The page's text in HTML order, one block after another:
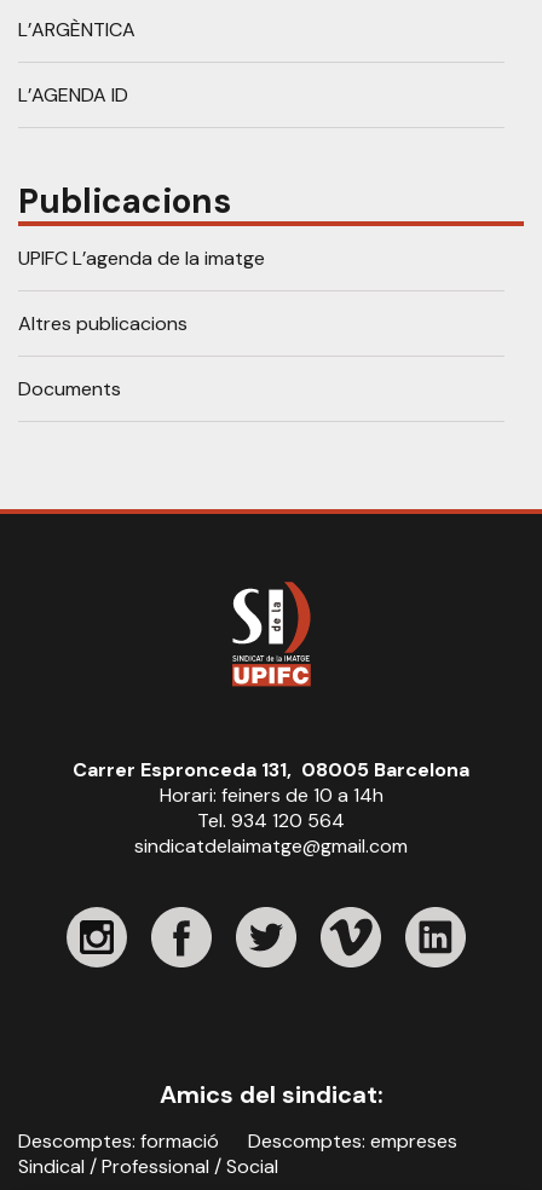
L’ARGÈNTICA
L’AGENDA ID
Publicacions
UPIFC L’agenda de la imatge
Altres publicacions
Documents
Carrer Espronceda 131, 08005 Barcelona
Horari: feiners de 10 a 14h
Tel. 934 120 564
sindicatdelaimatge@gmail.com
Amics del sindicat:
Descomptes: formació
Descomptes: empreses
Sindical / Professional / Social